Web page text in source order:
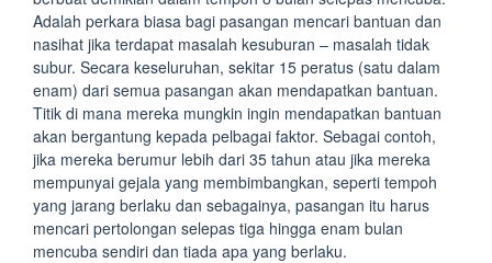
Adalah perkara biasa bagi pasangan mencari bantuan dan
nasihat jika terdapat masalah kesuburan – masalah tidak
subur. Secara keseluruhan, sekitar 15 peratus (satu dalam
enam) dari semua pasangan akan mendapatkan bantuan.
Titik di mana mereka mungkin ingin mendapatkan bantuan
akan bergantung kepada pelbagai faktor. Sebagai contoh,
jika mereka berumur lebih dari 35 tahun atau jika mereka
mempunyai gejala yang membimbangkan, seperti tempoh
yang jarang berlaku dan sebagainya, pasangan itu harus
mencari pertolongan selepas tiga hingga enam bulan
mencuba sendiri dan tiada apa yang berlaku.